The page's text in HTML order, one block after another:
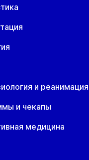
и реанимация
и чекапы
медицина